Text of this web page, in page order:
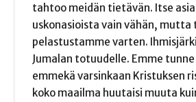
tahtoo meidän tietävän. Itse
uskonasioista vain vähän, mutta
pelastustamme varten.
Jumalan totuudelle. Emme
emmekä varsinkaan Kristuksen
koko maailma huutaisi muuta